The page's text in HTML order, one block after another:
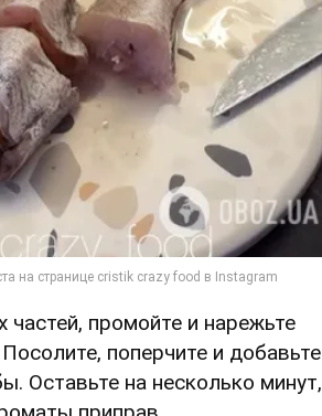
частей, промойте и нарежьте
поперчите и добавьте
Оставьте на несколько минут,